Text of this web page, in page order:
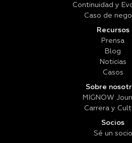
Continuidad y
Caso de
Recursos
Prensa
Blog
Noticias
Casos
Sobre
MIGNOW
Carrera y
Socios
Sé un socio